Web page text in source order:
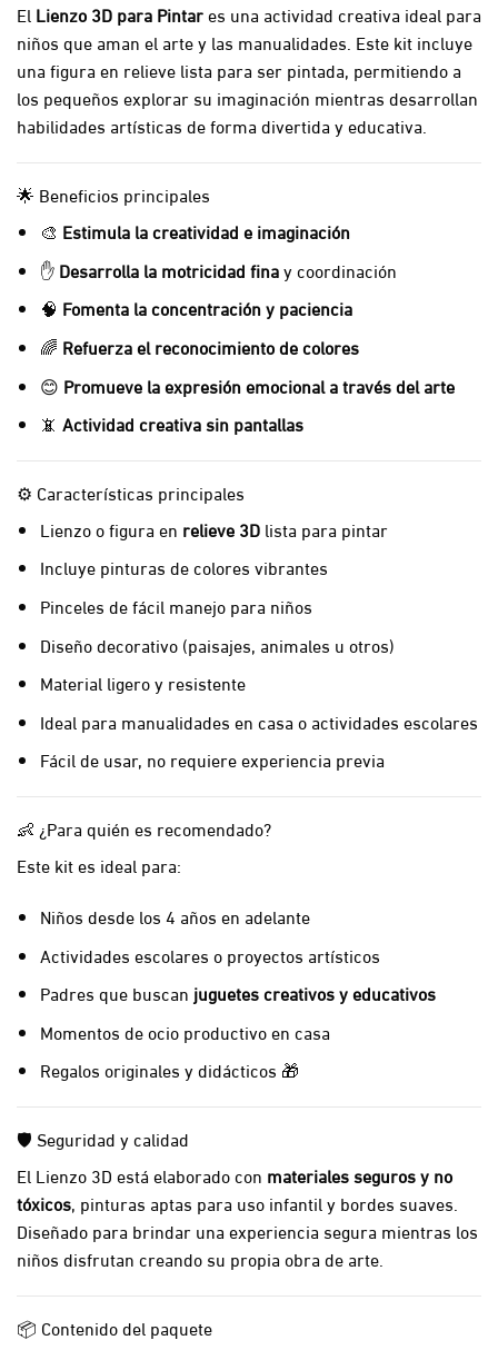
El Lienzo 3D para Pintares una actividad creativa ideal para
niños que aman el arte y las manualidades. Este kit incluye
una figura en relieve lista para ser pintada, permitiendo a
los pequeños explorar su imaginación mientras desarrollan
habilidades artísticas de forma divertida y educativa.
🌟 Beneficios principales
🎨 Estimula la creatividad e imaginación
✋ Desarrolla la motricidad finay coordinación
🧠 Fomenta la concentración y paciencia
🌈 Refuerza el reconocimiento de colores
😊 Promueve la expresión emocional a través del arte
📵 Actividad creativa sin pantallas
⚙️ Características principales
Lienzo o figura en relieve 3Dlista para pintar
Incluye pinturas de colores vibrantes
Pinceles de fácil manejo para niños
Diseño decorativo (paisajes, animales u otros)
Material ligero y resistente
Ideal para manualidades en casa o actividades escolares
Fácil de usar, no requiere experiencia previa
👶 ¿Para quién es recomendado?
Este kit es ideal para:
Niños desde los 4 años en adelante
Actividades escolares o proyectos artísticos
Padres que buscan juguetes creativos y educativos
Momentos de ocio productivo en casa
Regalos originales y didácticos 🎁
🛡️ Seguridad y calidad
El Lienzo 3D está elaborado con materiales seguros y no
tóxicos, pinturas aptas para uso infantil y bordes suaves.
Diseñado para brindar una experiencia segura mientras los
niños disfrutan creando su propia obra de arte.
📦 Contenido del paquete